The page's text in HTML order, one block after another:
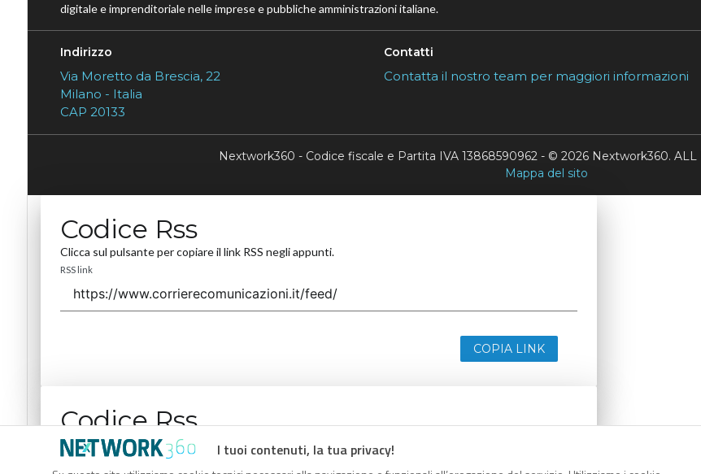
I tuoi contenuti, la tua privacy!
digitale e imprenditoriale nelle imprese e pubbliche amministrazioni italiane.
Indirizzo
Via Moretto da Brescia, 22
Milano - Italia
CAP 20133
Contatti
Contatta il nostro team per maggiori informazioni
Nextwork360 - Codice fiscale e Partita IVA 13868590962 - © 2026 Nextwork360. ALL
Mappa del sito
Codice Rss
Clicca sul pulsante per copiare il link RSS negli appunti.
RSS link
COPIA LINK
Codice Rss
Clicca sul pulsante per copiare il link RSS negli appunti.
RSS link